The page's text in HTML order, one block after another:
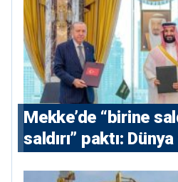
Mekke’de “birine
saldırı” paktı: